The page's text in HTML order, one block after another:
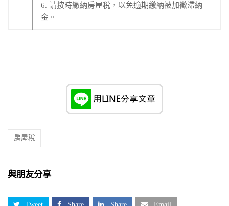
6. 請按時繳納房屋稅，以免逾期繳納被加徵滯納
金。
房屋稅
與朋友分享